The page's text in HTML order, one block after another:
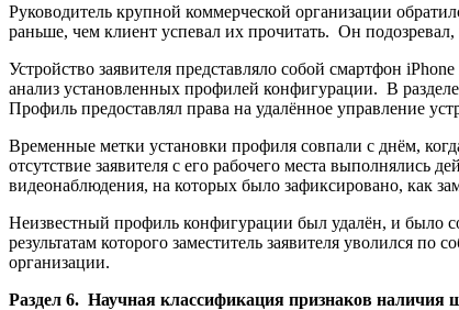
Руководитель крупной коммерческой организации
раньше, чем клиент успевал их прочитать. Он
Устройство заявителя представляло собой смартфон
анализ установленных профилей конфигурации. В
Профиль предоставлял права на удалённое управление
Временные метки установки профиля совпали с днём,
отсутствие заявителя с его рабочего места выполнялись
видеонаблюдения, на которых было зафиксировано, как
Неизвестный профиль конфигурации был удалён, и было
результатам которого заместитель заявителя уволился
организации.
Раздел 6. Научная классификация признаков наличия